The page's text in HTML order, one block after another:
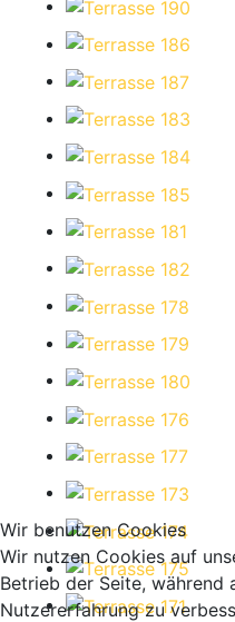
Wir benutzen Cookies
Wir nutzen Cookies auf
Betrieb der Seite, während
Nutzererfahrung zu